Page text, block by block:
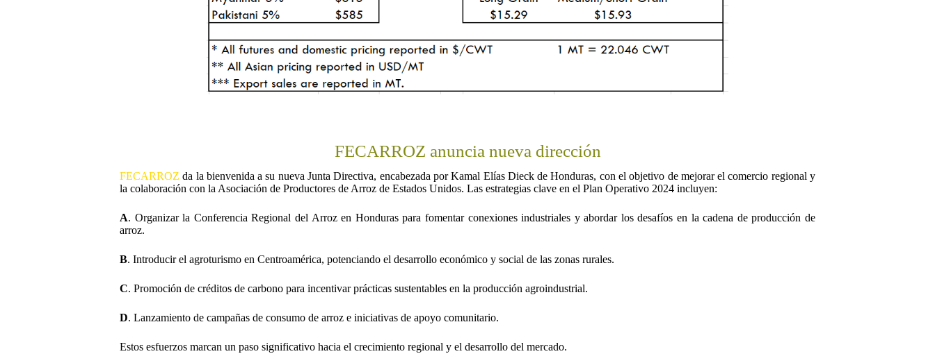
FECARROZ anuncia nueva dirección
FECARROZda la bienvenida a su nueva Junta Directiva, encabezada por Kamal Elías Dieck de Honduras, con el objetivo de mejorar el comercio regional y
la colaboración con la Asociación de Productores de Arroz de Estados Unidos. Las estrategias clave en el Plan Operativo 2024 incluyen:
A. Organizar la Conferencia Regional del Arroz en Honduras para fomentar conexiones industriales y abordar los desafíos en la cadena de producción de
arroz.
B. Introducir el agroturismo en Centroamérica, potenciando el desarrollo económico y social de las zonas rurales.
C. Promoción de créditos de carbono para incentivar prácticas sustentables en la producción agroindustrial.
D. Lanzamiento de campañas de consumo de arroz e iniciativas de apoyo comunitario.
Estos esfuerzos marcan un paso significativo hacia el crecimiento regional y el desarrollo del mercado.